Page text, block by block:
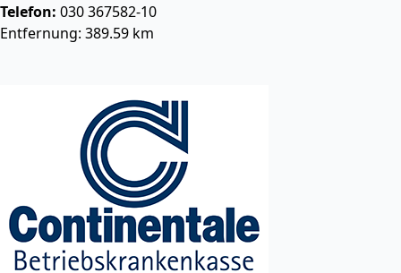
Telefon: 030 367582-10
Entfernung: 389.59 km